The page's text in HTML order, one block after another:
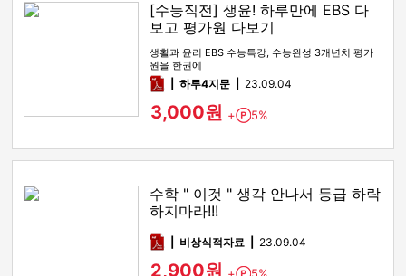
[수능직전] 생윤! 하루만에 EBS 다
보고 평가원 다보기
생활과 윤리 EBS 수능특강, 수능완성 3개년치 평가
원을 한권에
pdf하루4지문 23.09.04
3,000원 + Point
5%
수학 " 이것 " 생각 안나서 등급 하락
하지마라!!!
pdf비상식적자료 23.09.04
2,900원